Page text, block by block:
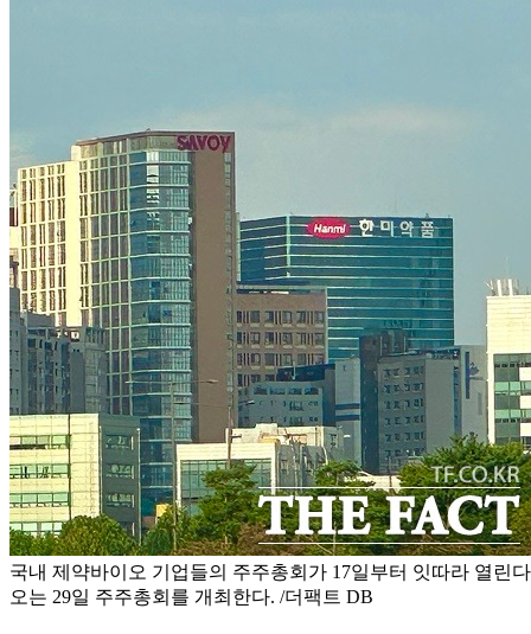
국내 제약바이오 기업들의 주주총회가 17일부터 잇따라 열린
오는 29일 주주총회를 개최한다. /더팩트 DB